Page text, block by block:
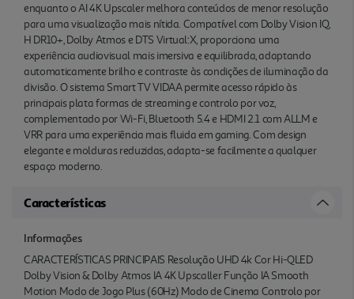
enquanto o AI 4K Upscaler melhora conteúdos de menor resolução
para uma visualização mais nítida. Compatível com Dolby Vision IQ,
H DR10+, Dolby Atmos e DTS Virtual:X, proporciona uma
experiência audiovisual mais imersiva e equilibrada, adaptando
automaticamente brilho e contraste às condições de iluminação da
divisão. O sistema Smart TV VIDAA permite acesso rápido às
principais plata formas de streaming e controlo por voz,
complementado por Wi-Fi, Bluetooth 5.4 e HDMI 2.1 com ALLM e
VRR para uma experiência mais fluida em gaming. Com design
elegante e molduras reduzidas, adapta-se facilmente a qualquer
espaço moderno.
Características
Informações
CARACTERÍSTICAS PRINCIPAIS Resolução UHD 4k Cor Hi-QLED
Dolby Vision & Dolby Atmos IA 4K Upscaller Função IA Smooth
Motion Modo de Jogo Plus (60Hz) Modo de Cinema Controlo por